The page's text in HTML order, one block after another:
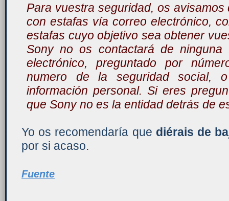
Para vuestra seguridad, os
con estafas vía correo electrónico,
estafas cuyo objetivo sea obtener
Sony no os contactará de ninguna
electrónico, preguntado por
numero de la seguridad social,
información personal. Si eres
que Sony no es la entidad detrás de
Yo os recomendaría que diérais de
por si acaso.
Fuente